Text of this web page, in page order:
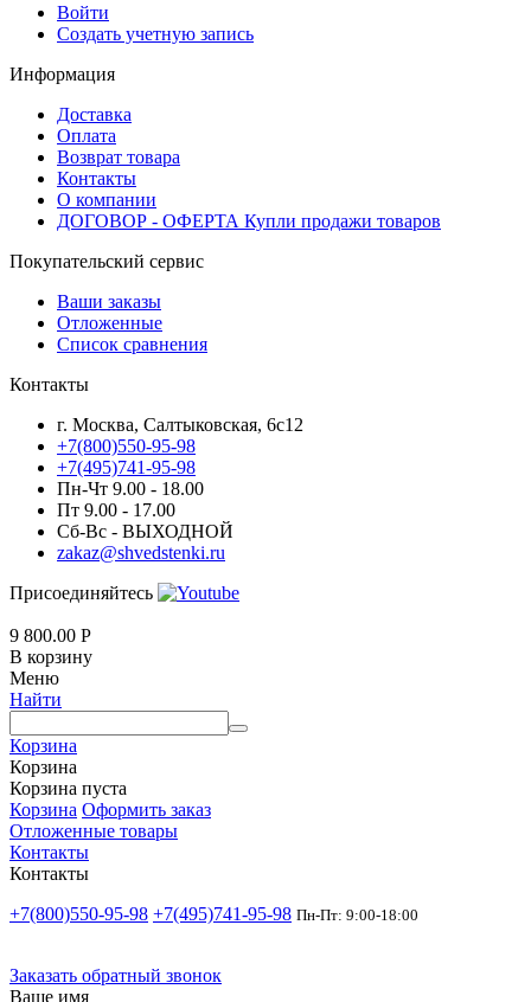
Войти
Создать учетную запись
Информация
Доставка
Оплата
Возврат товара
Контакты
О компании
ДОГОВОР - ОФЕРТА Купли продажи товаров
Покупательский сервис
Ваши заказы
Отложенные
Список сравнения
Контакты
г. Москва, Салтыковская, 6с12
+7(800)550-95-98
+7(495)741-95-98
Пн-Чт 9.00 - 18.00
Пт 9.00 - 17.00
Сб-Вс - ВЫХОДНОЙ
zakaz@shvedstenki.ru
Присоединяйтесь
9 800.00 Р
В корзину
Меню
Найти
Корзина
Корзина
Корзина пуста
Корзина Оформить заказ
Отложенные товары
Контакты
Контакты
+7(800)550-95-98 +7(495)741-95-98 Пн-Пт: 9:00-18:00
Заказать обратный звонок
Ваше имя